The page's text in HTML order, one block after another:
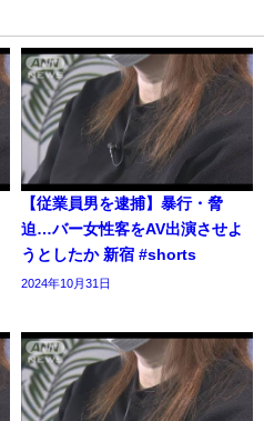
【従業員男を逮捕】暴行・脅
迫…バー女性客をAV出演させよ
うとしたか 新宿 #shorts
2024年10月31日